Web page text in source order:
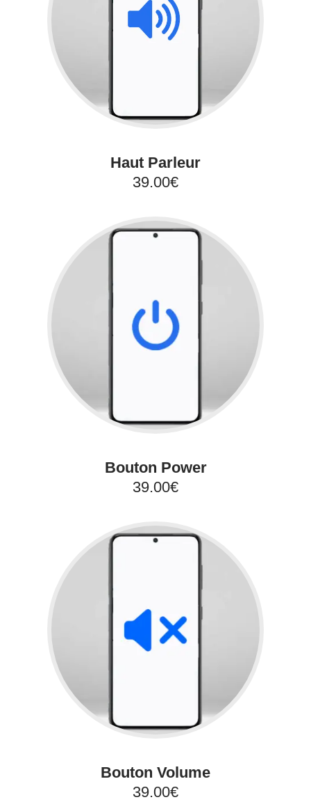
Haut Parleur
39.00€
Bouton Power
39.00€
Bouton Volume
39.00€